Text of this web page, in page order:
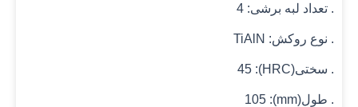
. تعداد لبه برشی: 4
. نوع روکش: TiAlN
. سختی(HRC): 45
. طول(mm): 105